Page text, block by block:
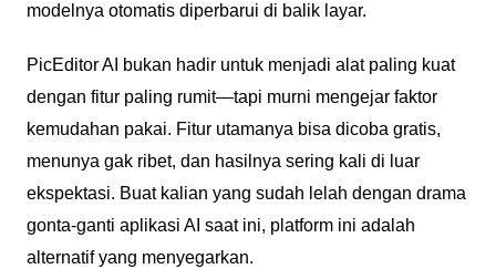
modelnya otomatis diperbarui di balik layar.
PicEditor AI bukan hadir untuk menjadi alat paling kuat
dengan fitur paling rumit—tapi murni mengejar faktor
kemudahan pakai. Fitur utamanya bisa dicoba gratis,
menunya gak ribet, dan hasilnya sering kali di luar
ekspektasi. Buat kalian yang sudah lelah dengan drama
gonta-ganti aplikasi AI saat ini, platform ini adalah
alternatif yang menyegarkan.